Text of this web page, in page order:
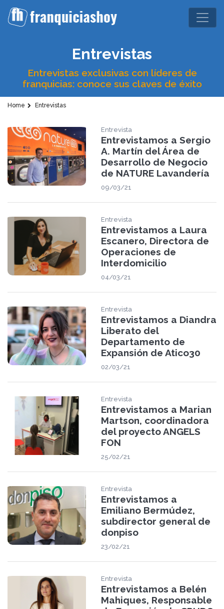
Entrevistas
Entrevistas exclusivas con líderes de
franquicias: conoce sus claves de éxito
Home Entrevistas
Entrevista
Entrevistamos a Sergio
A. Martín del Área de
Desarrollo de Negocio
de NATURE Lavandería
09/03/21
Entrevista
Entrevistamos a Laura
Escanero, Directora de
Operaciones de
Interdomicilio
04/03/21
Entrevista
Entrevistamos a Diandra
Liberato del
Departamento de
Expansión de Atico30
02/03/21
Entrevista
Entrevistamos a Marian
Martson, coordinadora
del proyecto ANGELS
FON
25/02/21
Entrevista
Entrevistamos a
Emiliano Bermúdez,
subdirector general de
donpiso
23/02/21
Entrevista
Entrevistamos a Belén
Mahiques, Responsable